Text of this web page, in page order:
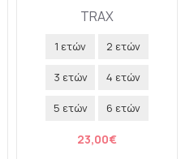
TRAX
1 ετών 2 ετών
3 ετών 4 ετών
5 ετών 6 ετών
23,00€